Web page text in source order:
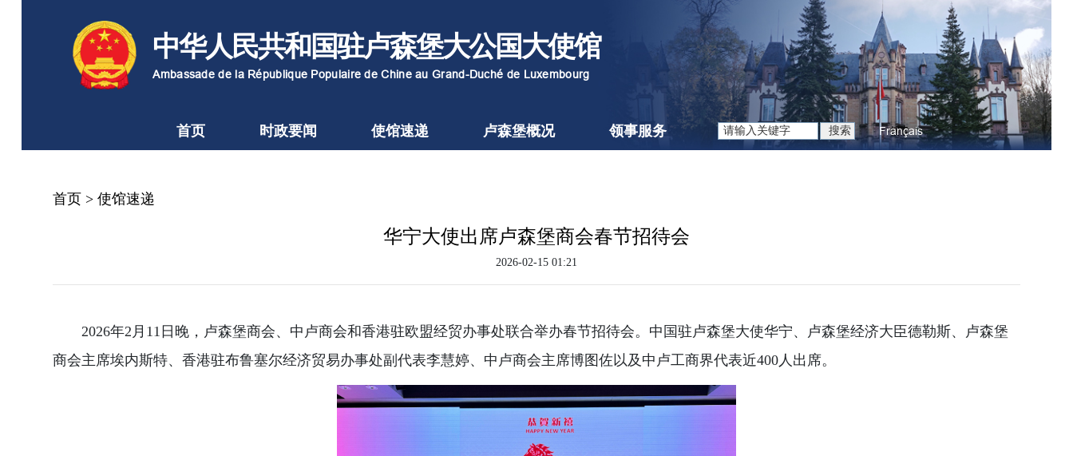
中华人民共和国驻卢森堡大公国大使馆
Ambassade de la République Populaire de Chine au Grand-Duché de Luxembourg
首页 时政要闻 使馆速递 卢森堡概况 领事服务 Français
首页> 使馆速递
华宁大使出席卢森堡商会春节招待会
2026-02-15 01:21
2026年2月11日晚，卢森堡商会、中卢商会和香港驻欧盟经贸办事处联合举办春节招待会。中国驻卢森堡大使华宁、卢森堡经济大臣德勒斯、卢森堡
商会主席埃内斯特、香港驻布鲁塞尔经济贸易办事处副代表李慧婷、中卢商会主席博图佐以及中卢工商界代表近400人出席。